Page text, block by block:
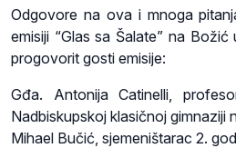
Odgovore na ova i mnoga
emisiji “Glas sa Šalate” na
progovorit gosti emisije:
Gđa. Antonija Catinelli,
Nadbiskupskoj klasičnoj gimnaziji
Mihael Bučić, sjemeništarac 2.